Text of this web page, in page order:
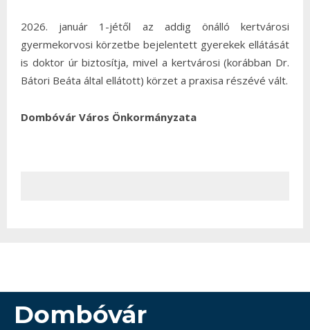
2026. január 1-jétől az addig önálló kertvárosi
gyermekorvosi körzetbe bejelentett gyerekek ellátását
is doktor úr biztosítja, mivel a kertvárosi (korábban Dr.
Bátori Beáta által ellátott) körzet a praxisa részévé vált.
Dombóvár Város Önkormányzata
Dombóvár